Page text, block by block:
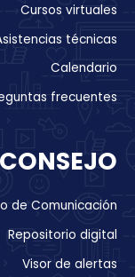
Cursos virtuales
técnicas
Calendario
frecuentes
CONSEJO
de Comunicación
Repositorio digital
Visor de alertas